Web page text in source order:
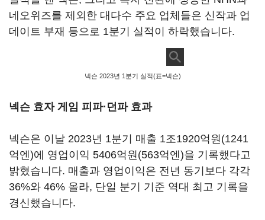
네오위즈를 제외한 대다수 주요 업체들은 신작과 업
데이트 부재 등으로 1분기 실적이 하락했습니다.
넥슨 2023년 1분기 실적(표=넥슨)
넥슨 효자 게임 피파·던파 효과
넥슨은 이날 2023년 1분기 매출 1조1920억원(1241
억엔)에 영업이익 5406억원(563억엔)을 기록했다고
밝혔습니다. 매출과 영업이익은 전년 동기보다 각각
36%와 46% 올라, 단일 분기 기준 역대 최고 기록을
경신했습니다.